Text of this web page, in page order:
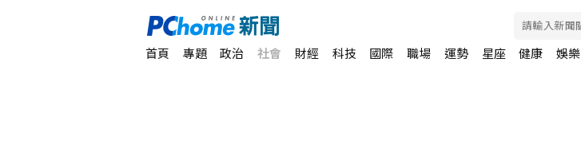
首頁 專題 政治 社會 財經 科技 國際 職場 運勢 星座 健康 娛樂